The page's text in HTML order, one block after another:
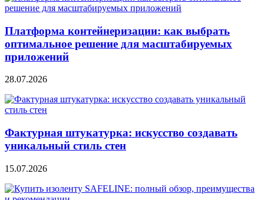
Платформа контейнеризации: как выбрать
оптимальное решение для масштабируемых
приложений
28.07.2026
Фактурная штукатурка: искусство создавать
уникальный стиль стен
15.07.2026